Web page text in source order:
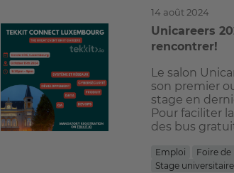
14 août 2024
Unicareers
rencontrer!
Le salon
son premier
stage en
Pour faciliter
des bus
Emploi Foire
Stage universitaire